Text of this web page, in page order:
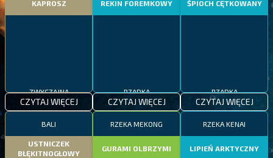
KAPROSZ
CZYTAJ WIĘCEJ
REKIN FOREMKOWY
CZYTAJ WIĘCEJ
ŚPIOCH CĘTKOWANY
CZYTAJ WIĘCEJ
BALI
USTNICZEK
BŁĘKITNOGŁOWY
RZEKA MEKONG
GURAMI OLBRZYMI
RZEKA KENAI
LIPIEŃ ARKTYCZNY